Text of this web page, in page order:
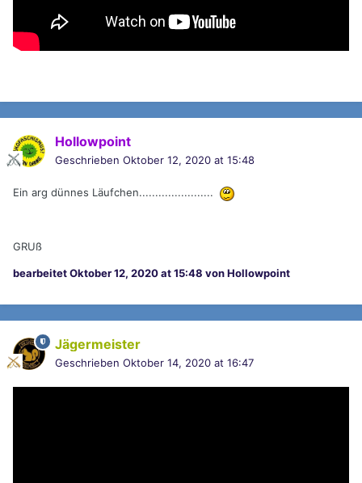
Hollowpoint
Geschrieben Oktober 12, 2020 at 15:48
Ein arg dünnes Läufchen.......................
GRUß
bearbeitetOktober 12, 2020 at 15:48 von Hollowpoint
Jägermeister
Geschrieben Oktober 14, 2020 at 16:47